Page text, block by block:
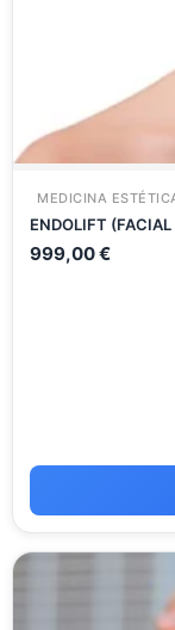
MEDICINA
ENDOLIFT (FACIAL
999,00€